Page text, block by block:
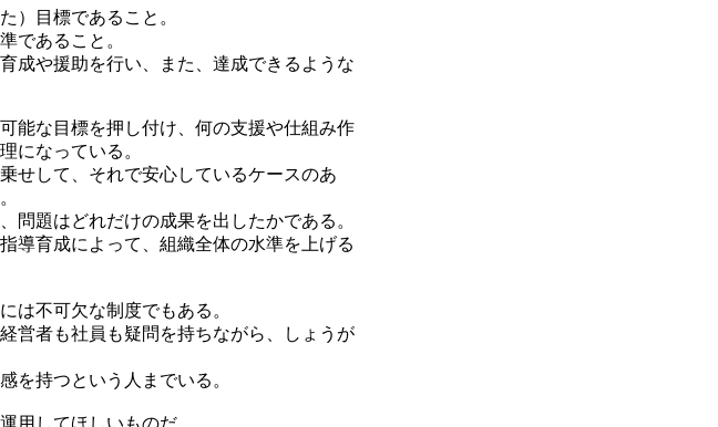
）目標であること。
であること。
成や援助を行い、また、達成できるような
能な目標を押し付け、何の支援や仕組み作
になっている。
せして、それで安心しているケースのあ
題はどれだけの成果を出したかである。
導育成によって、組織全体の水準を上げる
は不可欠な制度でもある。
営者も社員も疑問を持ちながら、しょうが
を持つという人までいる。
用してほしいものだ。